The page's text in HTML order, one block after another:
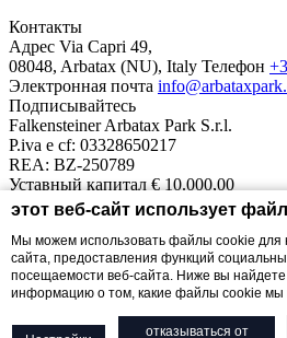
этот веб-сайт использует
Мы можем использовать файлы cookie для
сайта, предоставления функций
посещаемости веб-сайта. Ниже вы
информацию о том, какие файлы cookie мы
отказываться от
Контакты
Адрес Via Capri 49,
08048, Arbatax (NU), Italy Телефон
Электронная почта
Подписывайтесь
Falkensteiner Arbatax Park S.r.l.
P.iva e cf: 03328650217
REA: BZ-250789
Уставный капитал € 10.000,00
Наш курорт
Borgo Cala
Dune Cottage Ville del Parco
The (R)esisto 2020 Fund intervention is
from the Regional Operational
European Social Fund 2014-2020 of